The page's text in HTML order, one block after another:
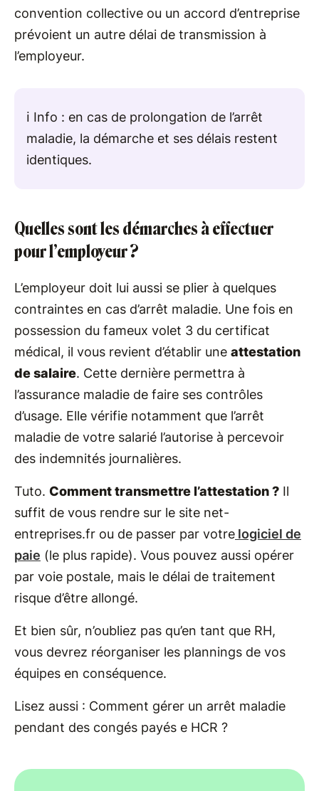
convention collective ou un accord d’entreprise
prévoient un autre délai de transmission à
l’employeur.
ℹ️ Info : en cas de prolongation de l’arrêt
maladie, la démarche et ses délais restent
identiques.
Quelles sont les démarches à effectuer
pour l’employeur ?
L’employeur doit lui aussi se plier à quelques
contraintes en cas d’arrêt maladie. Une fois en
possession du fameux volet 3 du certificat
médical, il vous revient d’établir une attestation
de salaire. Cette dernière permettra à
l’assurance maladie de faire ses contrôles
d’usage. Elle vérifie notamment que l’arrêt
maladie de votre salarié l’autorise à percevoir
des indemnités journalières.
Tuto. Comment transmettre l’attestation ? Il
suffit de vous rendre sur le site net-
entreprises.fr ou de passer par votre logiciel de
paie (le plus rapide). Vous pouvez aussi opérer
par voie postale, mais le délai de traitement
risque d’être allongé.
Et bien sûr, n’oubliez pas qu’en tant que RH,
vous devrez réorganiser les plannings de vos
équipes en conséquence.
Lisez aussi : Comment gérer un arrêt maladie
pendant des congés payés e HCR ?